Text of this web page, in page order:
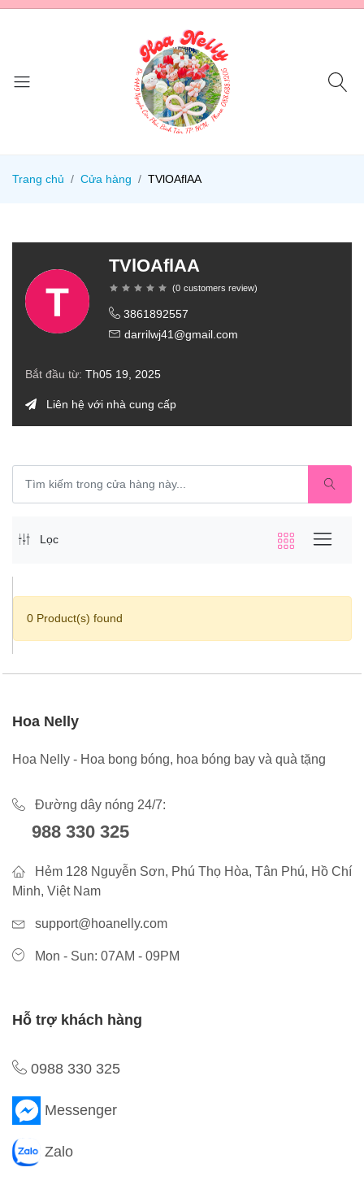
Trang chủ Cửa hàng TVlOAflAA
TVlOAflAA
(0 customers review)
3861892557
darrilwj41@gmail.com
Bắt đầu từ: Th05 19, 2025
Liên hệ với nhà cung cấp
Lọc
0 Product(s) found
Hoa Nelly
Hoa Nelly - Hoa bong bóng, hoa bóng bay và quà tặng
Đường dây nóng 24/7:
988 330 325
Hẻm 128 Nguyễn Sơn, Phú Thọ Hòa, Tân Phú, Hồ Chí
Minh, Việt Nam
support@hoanelly.com
Mon - Sun: 07AM - 09PM
Hỗ trợ khách hàng
0988 330 325
Messenger
Zalo